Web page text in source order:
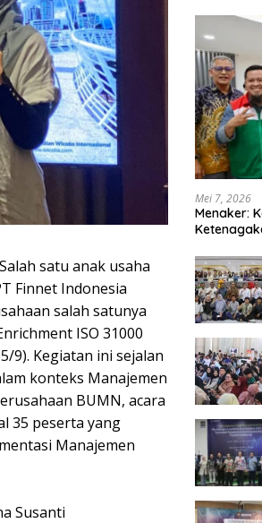
satu anak usaha
Finnet Indonesia
salah satunya
ISO 31000
9). Kegiatan ini sejalan
konteks Manajemen
BUMN, acara
35 peserta yang
Manajemen
Susanti
Mei 7, 2026
Menaker: